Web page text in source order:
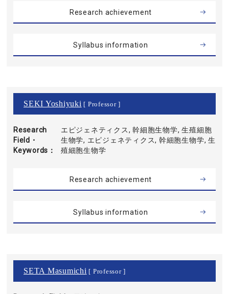
Research achievement
Syllabus information
SEKI Yoshiyuki [ Professor ]
Research
Field・
Keywords
エピジェネティクス, 幹細胞生物学, 生殖細胞
生物学, エピジェネティクス, 幹細胞生物学, 生
殖細胞生物学
Research achievement
Syllabus information
SETA Masumichi [ Professor ]